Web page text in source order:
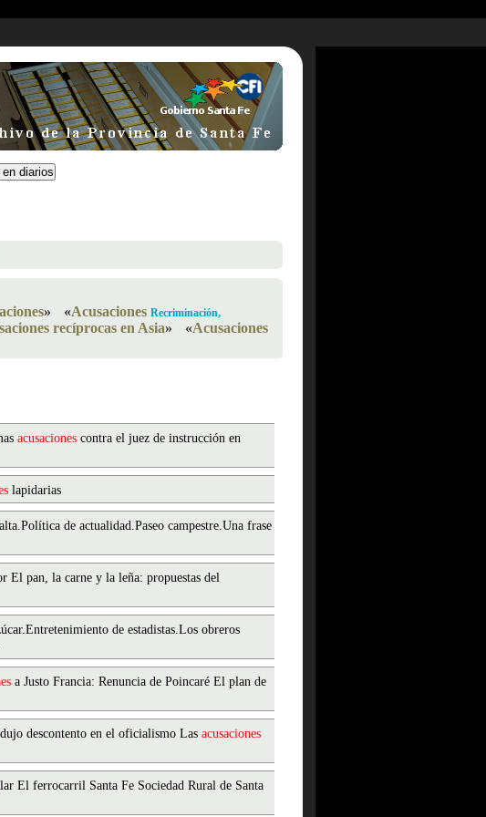
» «Acusaciones Recriminación,
recíprocas en Asia» «Acusaciones
acusaciones contra el juez de instrucción en
lapidarias
de actualidad.Paseo campestre.Una frase
El pan, la carne y la leña: propuestas del
de estadistas.Los obreros
a Justo Francia: Renuncia de Poincaré El plan de
descontento en el oficialismo Las acusaciones
El ferrocarril Santa Fe Sociedad Rural de Santa